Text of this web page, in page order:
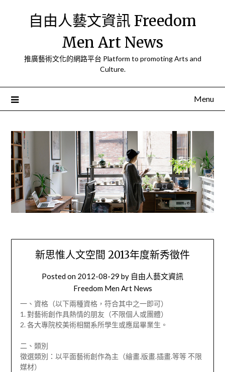
自由人藝文資訊 Freedom
Men Art News
推廣藝術文化的網路平台 Platform to promoting Arts and
Culture.
Menu
新思惟人文空間 2013年度新秀徵件
Posted on 2012-08-29 by 自由人藝文資訊
Freedom Men Art News
一、資格（以下兩種資格，符合其中之一即可）
1. 對藝術創作具熱情的朋友（不限個人或團體）
2. 各大專院校美術相關系所學生或應屆畢業生。
二、類別
徵選類別：以平面藝術創作為主（繪畫.版畫.插畫.等等 不限
媒材）